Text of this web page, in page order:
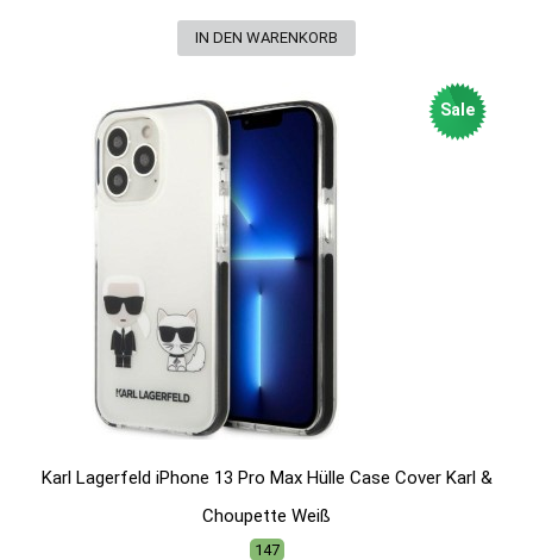
Sale
Karl Lagerfeld iPhone 13 Pro Max Hülle Case Cover Karl &
Choupette Weiß
147